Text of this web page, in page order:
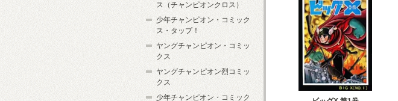
ス（チャンピオンクロス）
少年チャンピオン・コミック
ス・タップ！
ヤングチャンピオン・コミッ
クス
ヤングチャンピオン烈コミッ
クス
少年チャンピオン・コミック